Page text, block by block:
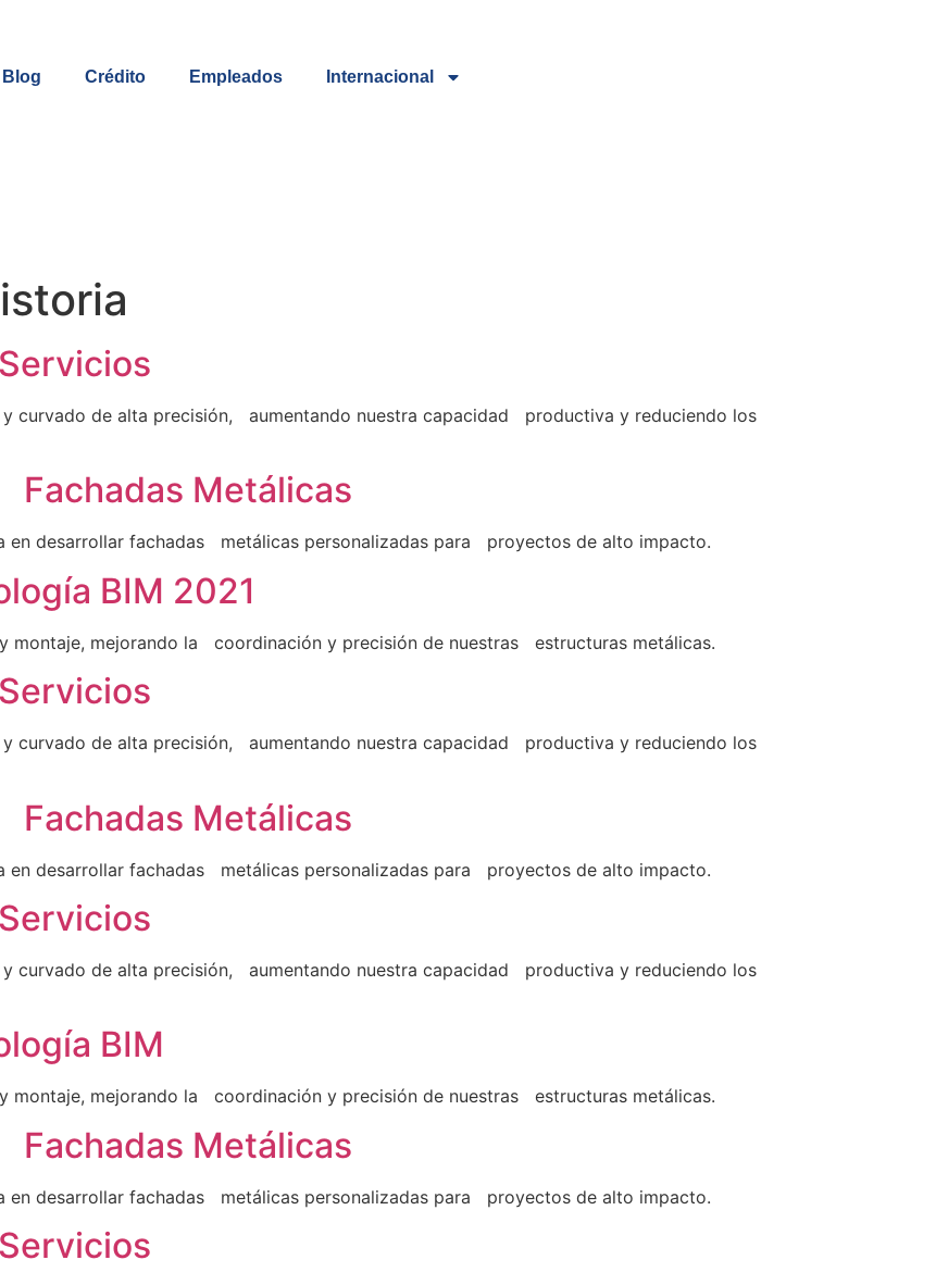
Blog Crédito Empleados Internacional
curvado de alta precisión, aumentando nuestra capacidad productiva y reduciendo los
Fachadas Metálicas
desarrollar fachadas metálicas personalizadas para proyectos de alto impacto.
BIM 2021
montaje, mejorando la coordinación y precisión de nuestras estructuras metálicas.
curvado de alta precisión, aumentando nuestra capacidad productiva y reduciendo los
Fachadas Metálicas
desarrollar fachadas metálicas personalizadas para proyectos de alto impacto.
curvado de alta precisión, aumentando nuestra capacidad productiva y reduciendo los
BIM
montaje, mejorando la coordinación y precisión de nuestras estructuras metálicas.
Fachadas Metálicas
desarrollar fachadas metálicas personalizadas para proyectos de alto impacto.